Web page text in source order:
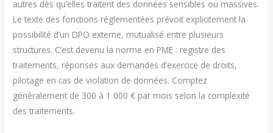
autres dès qu’elles traitent des données sensibles ou massives.
Le texte des fonctions réglementées prévoit explicitement la
possibilité d’un DPO externe, mutualisé entre plusieurs
structures. C’est devenu la norme en PME : registre des
traitements, réponses aux demandes d’exercice de droits,
pilotage en cas de violation de données. Comptez
généralement de 300 à 1 000 € par mois selon la complexité
des traitements.